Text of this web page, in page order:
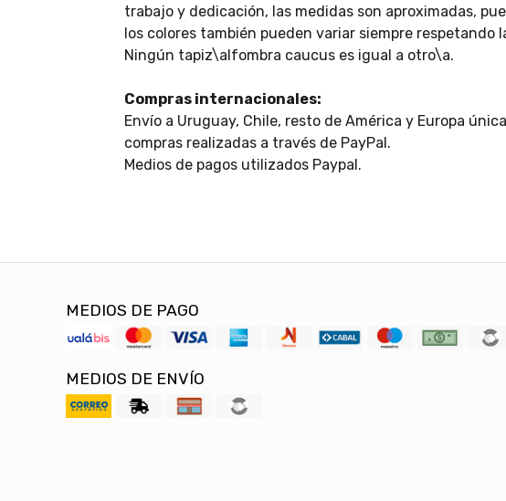
trabajo y dedicación, las medidas son aproximadas,
los colores también pueden variar siempre respetando
Ningún tapiz\alfombra caucus es igual a otro\a.
Compras internacionales:
Envío a Uruguay, Chile, resto de América y Europa
compras realizadas a través de PayPal.
Medios de pagos utilizados Paypal.
MEDIOS DE PAGO
MEDIOS DE ENVÍO